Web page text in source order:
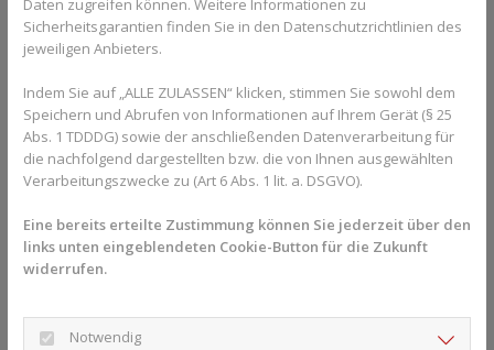
Es ist wichtig zu beachten, dass Xanax, obwohl es wirksam bei
hohes Suchtpotential hat. Die langfristige Anwendung kann zu
körperlicher Abhängigkeit und Entzugssymptomen führen, wenn
das Medikament plötzlich abgesetzt wird. Darüber hinaus kann
die Verwendung von Xanax neben anderen Substanzen,
insbesondere Alkohol, gefährlich sein und das Risiko von
Überdosierungen erhöhen.
Medikament wurde Teil der
Xanax hat sich auch auf die Popkultur ausgeweitet, vor allem auf
Daten zugreifen können. Weitere Informationen zu
Sicherheitsgarantien finden Sie in den Datenschutzrichtlinien des
jeweiligen Anbieters.
Indem Sie auf „ALLE ZULASSEN“ klicken, stimmen Sie sowohl dem
Speichern und Abrufen von Informationen auf Ihrem Gerät (§ 25
Abs. 1 TDDDG) sowie der anschließenden Datenverarbeitung für
die nachfolgend dargestellten bzw. die von Ihnen ausgewählten
Verarbeitungszwecke zu (Art 6 Abs. 1 lit. a. DSGVO).
Eine bereits erteilte Zustimmung können Sie jederzeit über den
links unten eingeblendeten Cookie-Button für die Zukunft
widerrufen.
Notwendig